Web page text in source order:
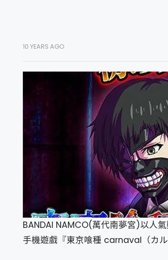
10 YEARS AGO
BANDAI NAMCO(萬代南夢宮)以人
手機遊戲『東京喰種 carnaval（カ